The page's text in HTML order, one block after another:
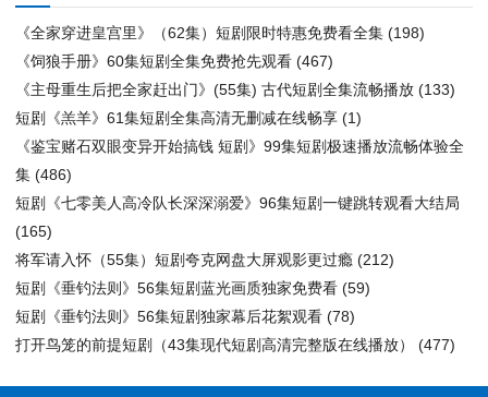
《全家穿进皇宫里》（62集）短剧限时特惠免费看全集 (198)
《饲狼手册》60集短剧全集免费抢先观看 (467)
《主母重生后把全家赶出门》(55集) 古代短剧全集流畅播放 (133)
短剧《羔羊》61集短剧全集高清无删减在线畅享 (1)
《鉴宝赌石双眼变异开始搞钱 短剧》99集短剧极速播放流畅体验全
集 (486)
短剧《七零美人高冷队长深深溺爱》96集短剧一键跳转观看大结局
(165)
将军请入怀（55集）短剧夸克网盘大屏观影更过瘾 (212)
短剧《垂钓法则》56集短剧蓝光画质独家免费看 (59)
短剧《垂钓法则》56集短剧独家幕后花絮观看 (78)
打开鸟笼的前提短剧（43集现代短剧高清完整版在线播放）
(477)